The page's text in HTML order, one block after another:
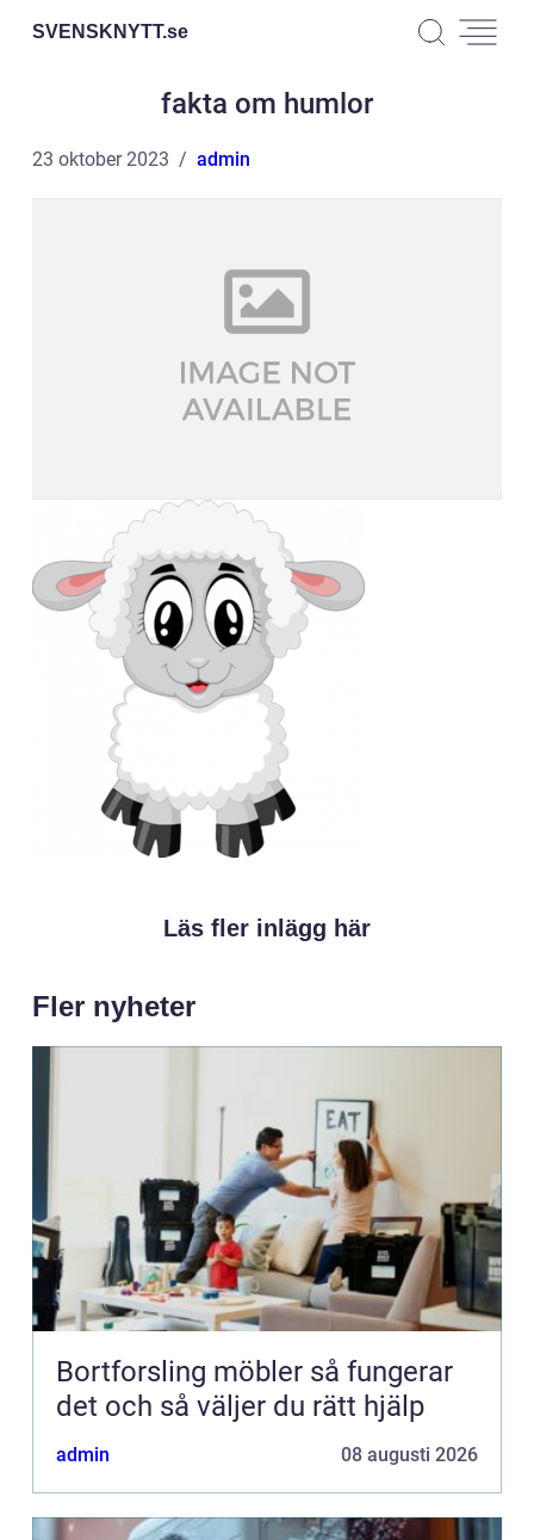
SVENSKNYTT.se
fakta om humlor
23 oktober 2023 admin
Läs fler inlägg här
Fler nyheter
Bortforsling möbler så fungerar
det och så väljer du rätt hjälp
admin 08 augusti 2026